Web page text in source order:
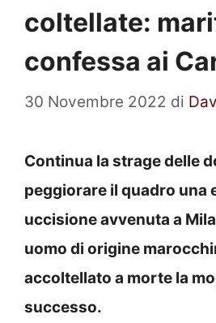
coltellate:
confessa ai
30 Novembre 2022 di
Continua la strage delle
peggiorare il quadro una
uccisione avvenuta a
uomo di origine
accoltellato a morte la
successo.